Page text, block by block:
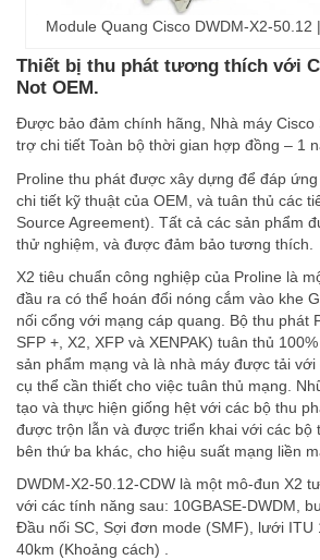
Module Quang Cisco DWDM-X2-50.12
Thiết bị thu phát tương thích với
Not OEM.
Được bảo đảm chính hãng, Nhà máy Cisco
trợ chi tiết Toàn bộ thời gian hợp đồng – 1
Proline thu phát được xây dựng để đáp
chi tiết kỹ thuật của OEM, và tuân thủ các
Source Agreement). Tất cả các sản phẩm
thử nghiệm, và được đảm bảo tương thích.
X2 tiêu chuẩn công nghiệp của Proline là
đầu ra có thể hoán đổi nóng cắm vào khe
nối cổng với mạng cáp quang. Bộ thu phát
SFP +, X2, XFP và XENPAK) tuân thủ
sản phẩm mạng và là nhà máy được tải
cụ thể cần thiết cho việc tuân thủ mạng.
tạo và thực hiện giống hệt với các bộ thu
được trộn lẫn và được triển khai với các bộ
bên thứ ba khác, cho hiệu suất mạng liền
DWDM-X2-50.12-CDW là một mô-đun X2
với các tính năng sau: 10GBASE-DWDM,
Đầu nối SC, Sợi đơn mode (SMF), lưới ITU
40km (Khoảng cách) .